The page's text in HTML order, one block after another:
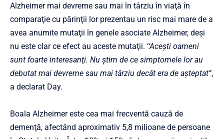
Alzheimer mai devreme sau mai în târziu în viaţă în
comparaţie cu părinţii lor prezentau un risc mai mare de a
avea anumite mutaţii în genele asociate Alzheimer, deşi
nu este clar ce efect au aceste mutaţii. ‘‘Aceşti oameni
sunt foarte interesanţi. Nu ştim de ce simptomele lor au
debutat mai devreme sau mai târziu decât era de aşteptat’‘,
a declarat Day.
Boala Alzheimer este cea mai frecventă cauză de
demenţă, afectând aproximativ 5,8 milioane de persoane